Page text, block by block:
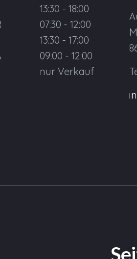
13:30 - 18:00
07:30 - 12:00
13:30 - 17:00
09:00 - 12:00
nur Verkauf